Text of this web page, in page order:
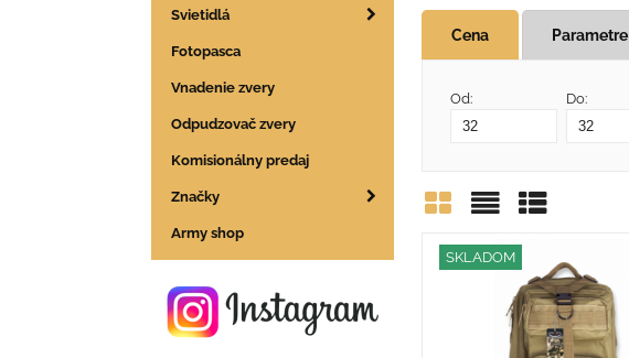
Cena Parametre
Od: Do:
Mriežka
ZoznamTabuľka
SKLADOM
Svietidlá
Fotopasca
Vnadenie zvery
Odpudzovač zvery
Komisionálny predaj
Značky
Army shop